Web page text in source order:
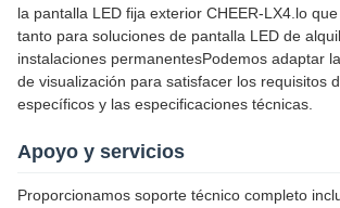
la pantalla LED fija exterior CHEER-LX4.lo
tanto para soluciones de pantalla LED de
instalaciones permanentesPodemos adaptar
de visualización para satisfacer los requisitos
específicos y las especificaciones técnicas.
Apoyo y servicios
Proporcionamos soporte técnico completo